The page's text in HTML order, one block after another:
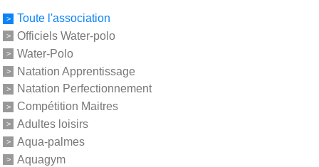
Toute l'association
Officiels Water-polo
Water-Polo
Natation Apprentissage
Natation Perfectionnement
Compétition Maitres
Adultes loisirs
Aqua-palmes
Aquagym